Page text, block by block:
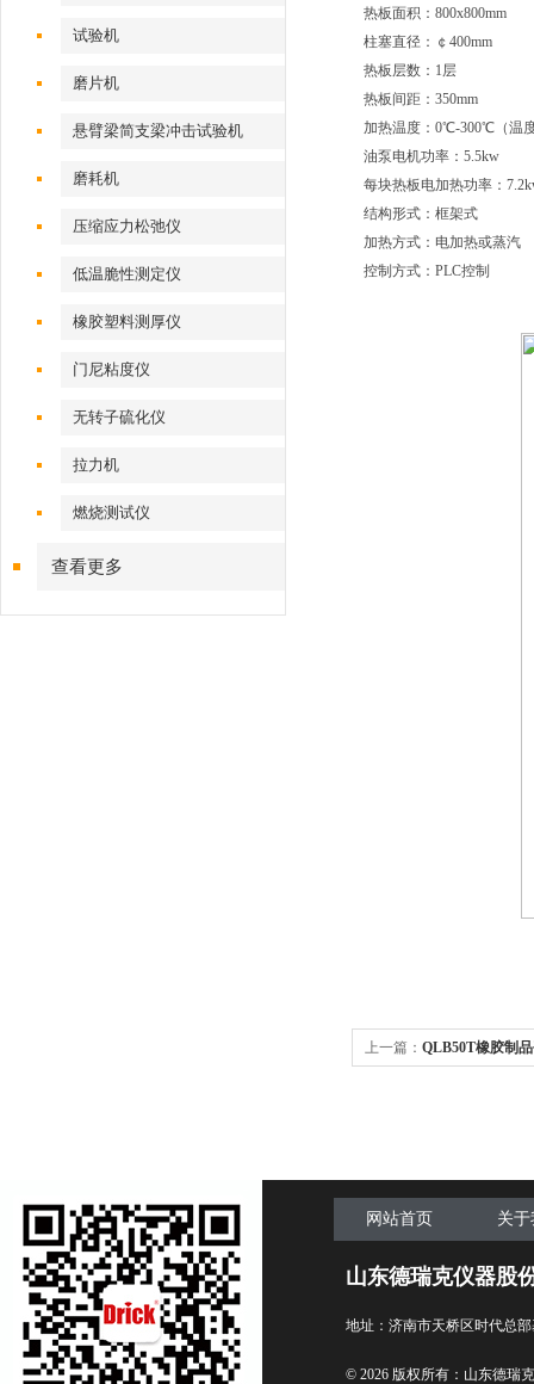
试验机
磨片机
悬臂梁简支梁冲击试验机
磨耗机
压缩应力松弛仪
低温脆性测定仪
橡胶塑料测厚仪
门尼粘度仪
无转子硫化仪
拉力机
燃烧测试仪
查看更多
热板面积：800x800mm
柱塞直径：￠400mm
热板层数：1层
热板间距：350mm
加热温度：0℃-300℃（温
油泵电机功率：5.5kw
每块热板电加热功率：
结构形式：框架式
加热方式：电加热或蒸汽
控制方式：PLC控制
上一篇： QLB50T橡胶制
网站首页 关
山东德瑞克仪器股
地址：济南市天桥区时代总
© 2026 版权所有：山东德瑞